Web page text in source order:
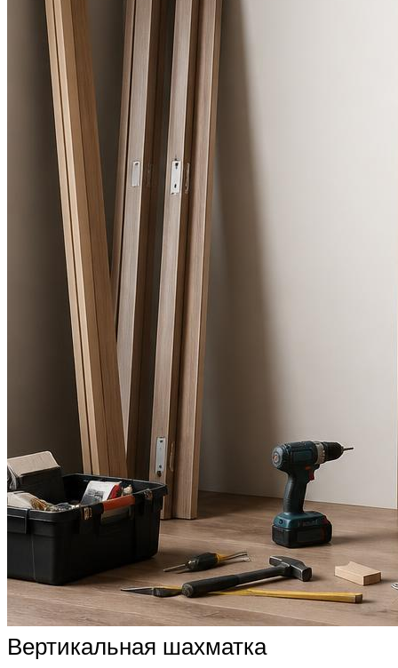
Вертикальная шахматка